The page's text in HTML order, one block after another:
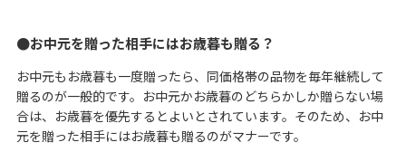
お中元を贈った相手にはお歳暮も贈る？
お中元もお歳暮も一度贈ったら、同価格帯の品物を毎年継続して
贈るのが一般的です。お中元かお歳暮のどちらかしか贈らない場
合は、お歳暮を優先するとよいとされています。そのため、お中
元を贈った相手にはお歳暮も贈るのがマナーです。